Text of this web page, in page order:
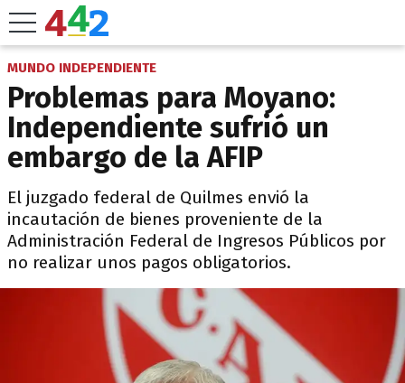
MUNDO INDEPENDIENTE
Problemas para Moyano:
Independiente sufrió un
embargo de la AFIP
El juzgado federal de Quilmes envió la
incautación de bienes proveniente de la
Administración Federal de Ingresos Públicos por
no realizar unos pagos obligatorios.